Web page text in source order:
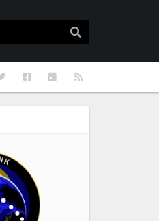
RSS
Kalendarze
Facebook
Twitter